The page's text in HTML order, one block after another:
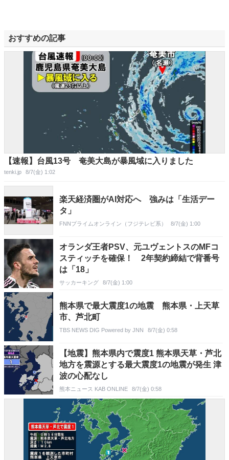
おすすめの記事
【速報】台風13号 奄美大島が暴風域に入りました
tenki.jp 8/7(金) 1:02
楽天経済圏がAI対応へ 強みは「生活デー
タ」
FNNプライムオンライン（フジテレビ系） 8/7(金) 1:00
オランダ王者PSV、元ユヴェントスのMFコ
スティッチを確保！ 2年契約締結で背番号
は「18」
サッカーキング 8/7(金) 1:00
熊本県で最大震度1の地震 熊本県・上天草
市、芦北町
TBS NEWS DIG Powered by JNN 8/7(金) 0:58
【地震】熊本県内で震度1 熊本県天草・芦北
地方を震源とする最大震度1の地震が発生 津
波の心配なし
熊本ニュース KAB ONLINE 8/7(金) 0:58